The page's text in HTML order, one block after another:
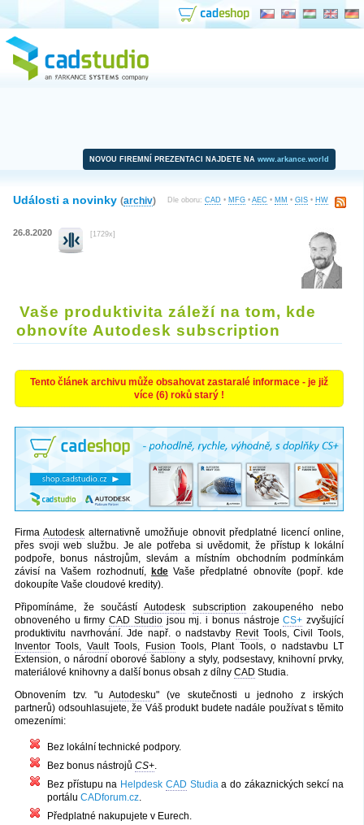
NOVOU FIREMNÍ PREZENTACI NAJDETE NA www.arkance.world
Dle oboru: CAD • MFG • AEC • MM • GIS • HW
Události a novinky (archiv)
26.8.2020 [1729x]
Vaše produktivita záleží na tom, kde
obnovíte Autodesk subscription
Tento článek archivu může obsahovat zastaralé informace - je již
více (6) roků starý !
Firma Autodesk alternativně umožňuje obnovit předplatné licencí online,
přes svoji web službu. Je ale potřeba si uvědomit, že přístup k lokální
podpoře, bonus nástrojům, slevám a místním obchodním podmínkám
závisí na Vašem rozhodnutí, kdeVaše předplatné obnovíte (popř. kde
dokoupíte Vaše cloudové kredity).
Připomínáme, že součástí Autodesk subscription zakoupeného nebo
obnoveného u firmyCAD Studiojsou mj. i bonus nástrojeCS+ zvyšující
produktivitu navrhování. Jde např. o nadstavby RevitTools, Civil Tools,
Inventor Tools, VaultTools, Fusion Tools, Plant Tools, o nadstavbu LT
Extension, o národní oborové šablony a styly, podsestavy, knihovní prvky,
materiálové knihovny a další bonus obsah z dílny CAD Studia.
Obnovením tzv. "uAutodesku" (ve skutečnosti u jednoho z irských
partnerů) odsouhlasujete, že Váš produkt budete nadále používat s těmito
omezeními:
Bez lokální technické podpory.
Bez bonus nástrojů CS+.
Bez přístupu na Helpdesk CAD Studiaa do zákaznických sekcí na
portálu CADforum.cz.
Předplatné nakupujete v Eurech.